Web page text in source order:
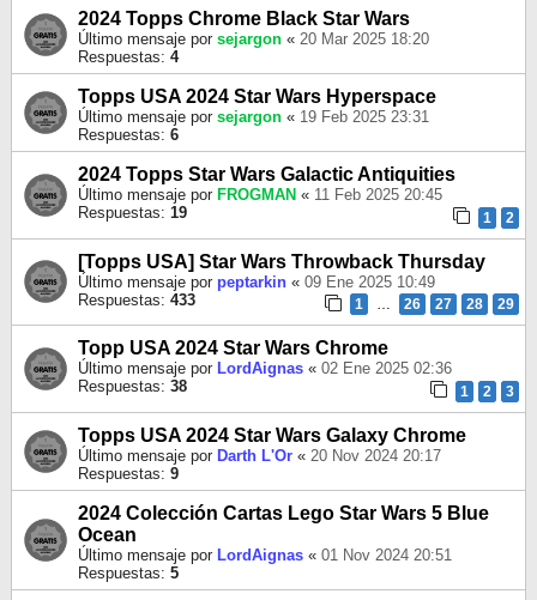
2024 Topps Chrome Black Star Wars
Último mensaje por sejargon « 20 Mar 2025 18:20
Respuestas: 4
Topps USA 2024 Star Wars Hyperspace
Último mensaje por sejargon « 19 Feb 2025 23:31
Respuestas: 6
2024 Topps Star Wars Galactic Antiquities
Último mensaje por FROGMAN « 11 Feb 2025 20:45
Respuestas: 19 1 2
[Topps USA] Star Wars Throwback Thursday
Último mensaje por peptarkin « 09 Ene 2025 10:49
Respuestas: 433 1 … 26 27 28 29
Topp USA 2024 Star Wars Chrome
Último mensaje por LordAignas « 02 Ene 2025 02:36
Respuestas: 38 1 2 3
Topps USA 2024 Star Wars Galaxy Chrome
Último mensaje por Darth L'Or « 20 Nov 2024 20:17
Respuestas: 9
2024 Colección Cartas Lego Star Wars 5 Blue
Ocean
Último mensaje por LordAignas « 01 Nov 2024 20:51
Respuestas: 5